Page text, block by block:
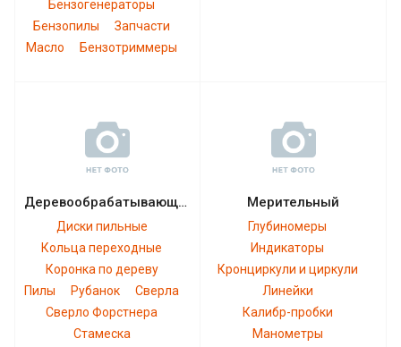
Бензогенераторы
Бензопилы
Запчасти
Масло
Бензотриммеры
Деревообрабатывающий
Диски пильные
Кольца переходные
Коронка по дереву
Пилы
Рубанок
Сверла
Сверло Форстнера
Стамеска
Мерительный
Глубиномеры
Индикаторы
Кронциркули и циркули
Линейки
Калибр-пробки
Манометры